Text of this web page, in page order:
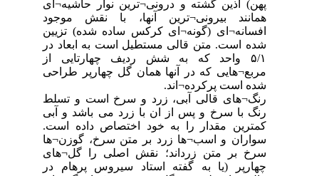
پهن) آذین گشته و درونی¬ترین نوار حاشیه¬ای
همانند بیرونی¬ترین آنها، با نقش موجود
افسانه¬ای (گونه¬ای کرکس ساده شده) تزیین
شده است. متن قالی مستطیل است به ابعاد ‏در
۵/۱ ‏واحد که به شش ردیف چهارتایی از
مربع¬هایی که در آنها همان گل چهارپر طراحی
شده است پرکرده¬اند.
‏رنگ¬های قالی آبی، زرد و سرخ است و تسلط
رنگ با سرخ و پس از ان با زرد می باشد و آبی
کمترین مقدار را به خود ‏اختصاص داده است.
سواران و اسب¬ها زرد بر متن سرخ، گوزن¬ها
سرخ بر متن زرداند؛ نقش اصلی را گل¬های
چهارپر (یا به گفته استاد سیروس پرهام در